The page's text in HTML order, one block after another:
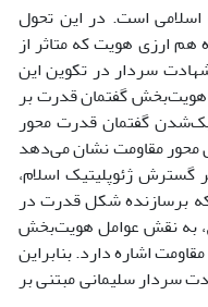
است. در این تحول
ارزی هویت که متاثر از
سردار در تکوین این
گفتمان قدرت بر
گفتمان قدرت محور
محور مقاومت نشان می‌دهد
گسترش ژئوپلیتیک اسلام،
که برسازنده شکل قدرت در
به نقش عوامل هویت‌بخش
اشاره دارد. بنابراین
سردار سلیمانی مبتنی بر